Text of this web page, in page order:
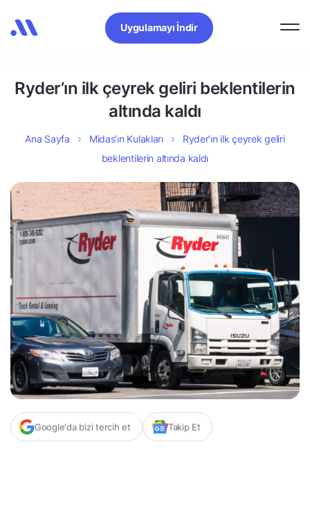
Uygulamayı İndir
Ryder’ın ilk çeyrek geliri beklentilerin
altında kaldı
Ana Sayfa Midas’ın Kulakları
Ryder’ın ilk çeyrek geliri
beklentilerin altında kaldı
Google'da bizi tercih et Takip Et